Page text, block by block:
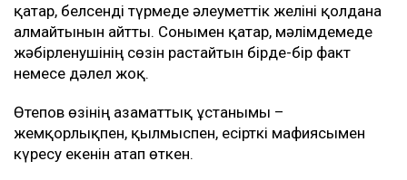
қатар, белсенді түрмеде әлеуметтік желіні қолдана
алмайтынын айтты. Сонымен қатар, мәлімдемеде
жәбірленушінің сөзін растайтын бірде-бір факт
немесе дәлел жоқ.
Өтепов өзінің азаматтық ұстанымы –
жемқорлықпен, қылмыспен, есірткі мафиясымен
күресу екенін атап өткен.